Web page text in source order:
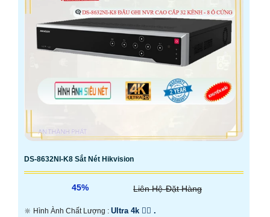
DS-8632NI-K8 Sắt Nét Hikvision
45% Liên Hệ-Đặt Hàng
🔆 Hình Ành Chất Lượng : Ultra 4k 👍🏾 .